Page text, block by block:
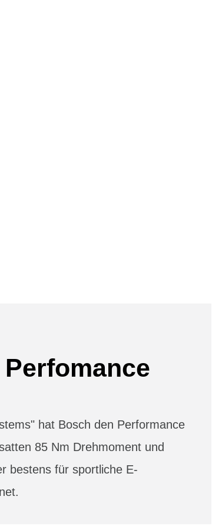
hat Bosch den Performance
85 Nm Drehmoment und
bestens für sportliche E-